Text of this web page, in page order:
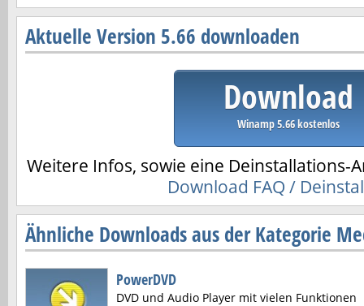
Aktuelle Version 5.66 downloaden
Download
Winamp 5.66 kostenlos
Weitere Infos, sowie eine Deinstallations-
Download FAQ /
Ähnliche Downloads aus der Kategorie
PowerDVD
DVD und Audio Player mit vielen Funktionen